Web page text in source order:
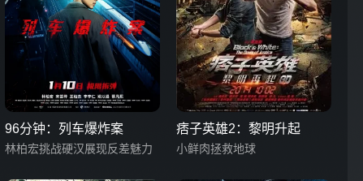
96分钟：列车爆炸案
林柏宏挑战硬汉展现反差魅力
痞子英雄2：黎明升起
小鲜肉拯救地球